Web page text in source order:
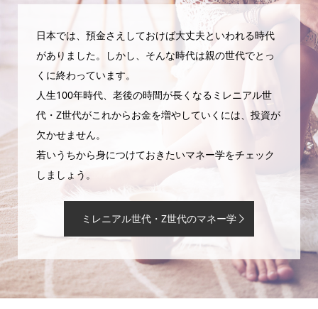
日本では、預金さえしておけば大丈夫といわれる時代
がありました。しかし、そんな時代は親の世代でとっ
くに終わっています。
人生100年時代、老後の時間が長くなるミレニアル世
代・Z世代がこれからお金を増やしていくには、投資が
欠かせません。
若いうちから身につけておきたいマネー学をチェック
しましょう。
ミレニアル世代・Z世代のマネー学